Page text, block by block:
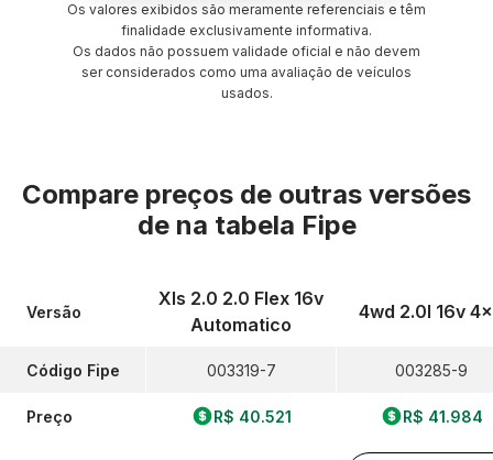
Os valores exibidos são meramente referenciais e têm
finalidade exclusivamente informativa.
Os dados não possuem validade oficial e não devem
ser considerados como uma avaliação de veículos
usados.
Compare preços de outras versões
de na tabela Fipe
Versão
Código Fipe
Preço
Xls 2.0 2.0 Flex 16v
Automatico
003319-7
R$ 40.521
4wd 2.0l 16v
003285-9
R$ 41.984